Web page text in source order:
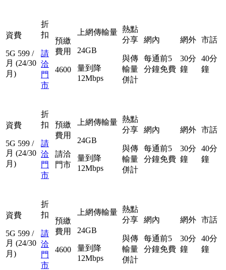
資費
5G 599 /
月 (24/30
月)
折
扣
請
洽
門
市
預繳
費用
4600
上網傳輸量
24GB
量到降
12Mbps
熱點
分享
與傳
輸量
併計
網內
每通前5
分鐘免費
網外
30分
鐘
市話
40分
鐘
資費
5G 599 /
月 (24/30
月)
折
扣
請
洽
門
市
預繳
費用
請洽
門市
上網傳輸量
24GB
量到降
12Mbps
熱點
分享
與傳
輸量
併計
網內
每通前5
分鐘免費
網外
30分
鐘
市話
40分
鐘
資費
5G 599 /
月 (24/30
月)
折
扣
請
洽
門
市
預繳
費用
4600
上網傳輸量
24GB
量到降
12Mbps
熱點
分享
與傳
輸量
併計
網內
每通前5
分鐘免費
網外
30分
鐘
市話
40分
鐘